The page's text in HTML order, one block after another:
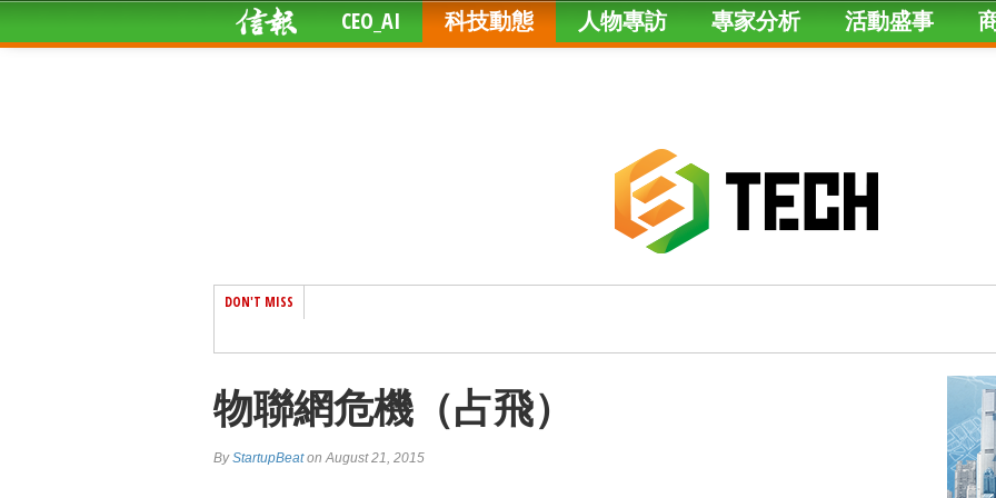
CEO_AI 科技動態 人物專訪 專家分析 活動盛事
DON'T MISS
物聯網危機（占飛）
ByStartupBeaton August 21, 2015